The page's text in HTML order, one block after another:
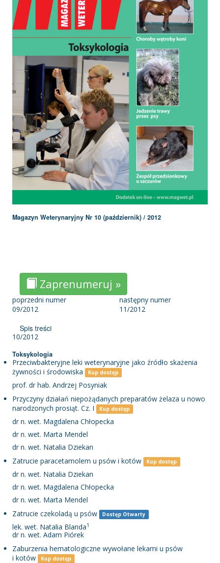
Magazyn Weterynaryjny Nr 10 (październik) / 2012
Zaprenumeruj »
poprzedni numer
09/2012
następny numer
11/2012
Spis treści
10/2012
Toksykologia
Przeciwbakteryjne leki weterynaryjne jako źródło skażenia
żywności i środowiska
Kup dostęp
prof. dr hab. Andrzej Posyniak
Przyczyny działań niepożądanych preparatów żelaza u nowo
narodzonych prosiąt. Cz. I
Kup dostęp
dr n. wet. Magdalena Chłopecka
dr n. wet. Marta Mendel
dr n. wet. Natalia Dziekan
Zatrucie paracetamolem u psów i kotów
Kup dostęp
dr n. wet. Natalia Dziekan
dr n. wet. Magdalena Chłopecka
dr n. wet. Marta Mendel
Zatrucie czekoladą u psów
Dostęp Otwarty
lek. wet. Natalia Blanda1
dr n. wet. Adam Piórek
Zaburzenia hematologiczne wywołane lekami u psów
i kotów
Kup dostęp